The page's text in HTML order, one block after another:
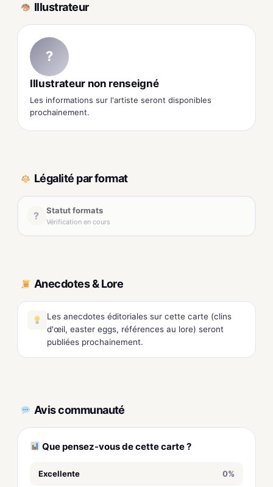
Illustrateur
?
Illustrateur non renseigné
Les informations sur l'artiste seront disponibles
prochainement.
Légalité par format
? Statut formats
Vérification en cours
Anecdotes & Lore
Les anecdotes éditoriales sur cette carte (clins
d'œil, easter eggs, références au lore) seront
publiées prochainement.
Avis communauté
Que pensez-vous de cette carte ?
Excellente 0%